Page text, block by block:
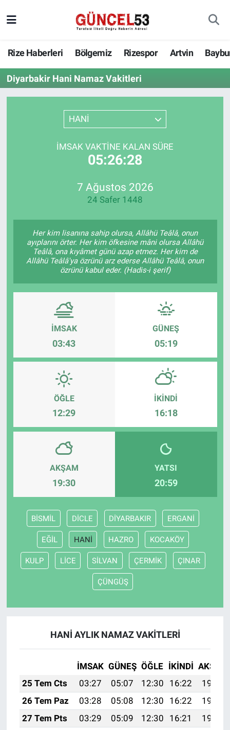
Rize Haberleri Bölgemiz Rizespor Artvin
Diyarbakir Hani Namaz Vakitleri
HANİ
İMSAK VAKTINE KALAN SÜRE
05:26:28
7 Ağustos 2026
24 Safer 1448
Her kim lisanına sahip olursa, Allâhü Teâlâ, onun
ayıplarını örter. Her kim öfkesine mâni olursa Allâhü
Teâlâ, ona kıyâmet günü azap etmez. Her kim de
Allâhü Teâlâ'ya özrünü arz ederse Allâhü Teâlâ, onun
özrünü kabul eder. (Hadis-i şerif)
İMSAK
03:43
GÜNEŞ
05:19
ÖĞLE
12:29
İKINDI
16:18
AKŞAM
19:30
YATSI
20:59
BİSMİL DİCLE DİYARBAKIR ERGANİ
EĞİL HANİ HAZRO KOCAKÖY
KULP LİCE SİLVAN ÇERMİK ÇINAR
ÇÜNGÜŞ
HANİ AYLIK NAMAZ VAKITLERI
İMSAK GÜNEŞ ÖĞLE İKINDI AKŞAM
25 Tem Cts
03:27 05:07 12:30 16:22
19:43
26 Tem Paz
03:28 05:08 12:30 16:22
19:42
27 Tem Pts
03:29 05:09 12:30 16:21
19:41